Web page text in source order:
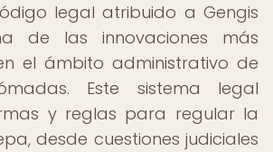
legal atribuido a Gengis
de las innovaciones más
el ámbito administrativo de
Este sistema legal
y reglas para regular la
desde cuestiones judiciales